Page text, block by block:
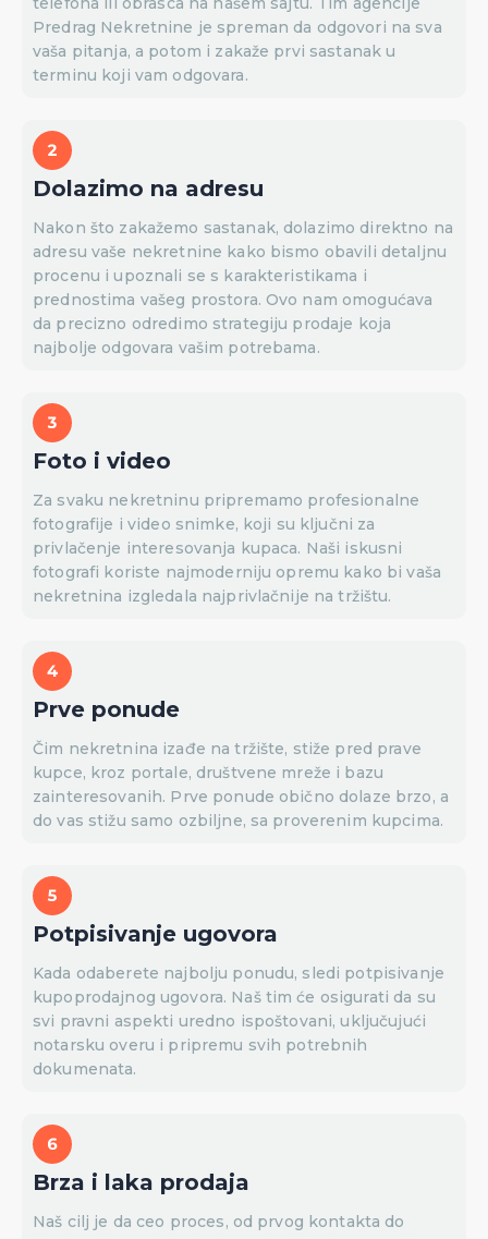
Predrag Nekretnine je spreman da odgovori na sva
vaša pitanja, a potom i zakaže prvi sastanak u
terminu koji vam odgovara.
Dolazimo na adresu
Nakon što zakažemo sastanak, dolazimo direktno na
adresu vaše nekretnine kako bismo obavili detaljnu
procenu i upoznali se s karakteristikama i
prednostima vašeg prostora. Ovo nam omogućava
da precizno odredimo strategiju prodaje koja
najbolje odgovara vašim potrebama.
Foto i video
Za svaku nekretninu pripremamo profesionalne
fotografije i video snimke, koji su ključni za
privlačenje interesovanja kupaca. Naši iskusni
fotografi koriste najmoderniju opremu kako bi vaša
nekretnina izgledala najprivlačnije na tržištu.
Prve ponude
Čim nekretnina izađe na tržište, stiže pred prave
kupce, kroz portale, društvene mreže i bazu
zainteresovanih. Prve ponude obično dolaze brzo, a
do vas stižu samo ozbiljne, sa proverenim kupcima.
Potpisivanje ugovora
Kada odaberete najbolju ponudu, sledi potpisivanje
kupoprodajnog ugovora. Naš tim će osigurati da su
svi pravni aspekti uredno ispoštovani, uključujući
notarsku overu i pripremu svih potrebnih
dokumenata.
Brza i laka prodaja
Naš cilj je da ceo proces, od prvog kontakta do